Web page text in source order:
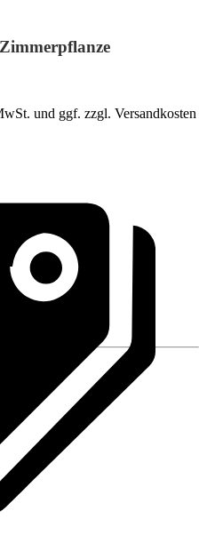
und ggf. zzgl. Versandkosten